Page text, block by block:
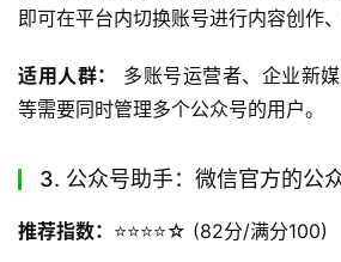
即可在平台内切换账号进行内容创作
适用人群：
多账号运营者、企业新
等需要同时管理多个公众号的用户。
3. 公众号助手：微信官方的公
推荐指数： ⭐️⭐️⭐️⭐️☆ (82分/满分100)